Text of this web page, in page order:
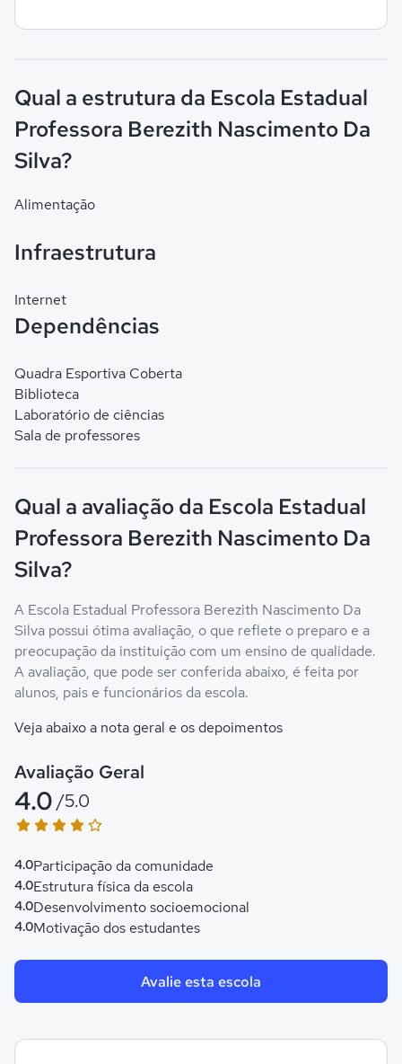
Qual a estrutura da Escola Estadual
Professora Berezith Nascimento Da
Silva?
Alimentação
Infraestrutura
Internet
Dependências
Quadra Esportiva Coberta
Biblioteca
Laboratório de ciências
Sala de professores
Qual a avaliação da Escola Estadual
Professora Berezith Nascimento Da
Silva?
A Escola Estadual Professora Berezith Nascimento Da
Silva possui ótima avaliação, o que reflete o preparo e a
preocupação da instituição com um ensino de qualidade.
A avaliação, que pode ser conferida abaixo, é feita por
alunos, pais e funcionários da escola.
Veja abaixo a nota geral e os depoimentos
Avaliação Geral
4.0 /5.0
4.0Participação da comunidade
4.0Estrutura física da escola
4.0Desenvolvimento socioemocional
4.0Motivação dos estudantes
Avalie esta escola